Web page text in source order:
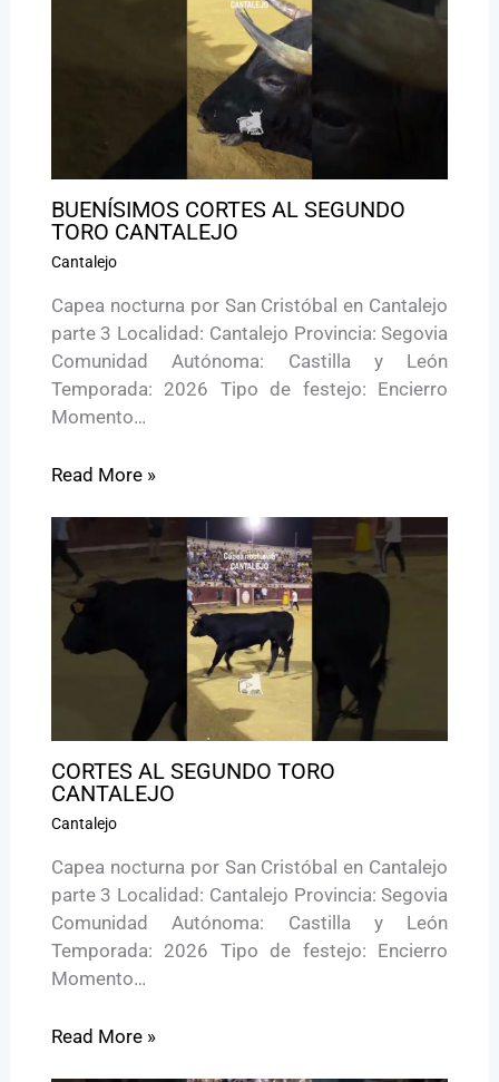
BUENÍSIMOS CORTES AL SEGUNDO
TORO CANTALEJO
Cantalejo
Capea nocturna por San Cristóbal en Cantalejo
parte 3 Localidad: Cantalejo Provincia: Segovia
Comunidad Autónoma: Castilla y León
Temporada: 2026 Tipo de festejo: Encierro
Momento…
Read More »
CORTES AL SEGUNDO TORO
CANTALEJO
Cantalejo
Capea nocturna por San Cristóbal en Cantalejo
parte 3 Localidad: Cantalejo Provincia: Segovia
Comunidad Autónoma: Castilla y León
Temporada: 2026 Tipo de festejo: Encierro
Momento…
Read More »